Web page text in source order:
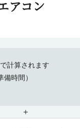
アコン
計算されます
時間）
＋